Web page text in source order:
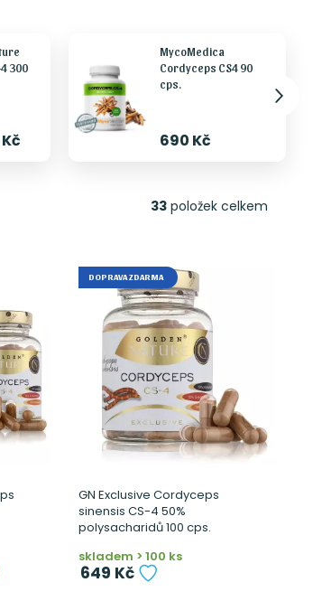
300
MycoMedica
Cordyceps CS4 90
cps.
690 Kč
33 položek celkem
DOPRAVA ZDARMA
GN Exclusive Cordyceps
sinensis CS-4 50%
polysacharidů 100 cps.
skladem > 100 ks
649 Kč